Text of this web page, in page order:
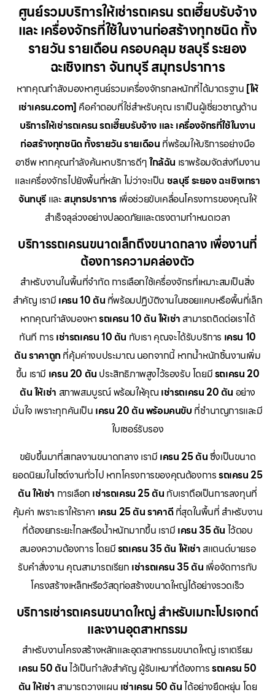
ศูนย์รวมบริการให้เช่ารถเครน รถเฮี๊ยบรับจ้าง
และ เครื่องจักรที่ใช้ในงานก่อสร้างทุกชนิด ทั้ง
รายวัน รายเดือน ครอบคลุม ชลบุรี ระยอง
ฉะเชิงเทรา จันทบุรี สมุทรปราการ
หากคุณกำลังมองหาศูนย์รวมเครื่องจักรกลหนักที่ได้มาตรฐาน [ให้
เช่าเครน.com] คือคำตอบที่ใช่สำหรับคุณ เราเป็นผู้เชี่ยวชาญด้าน
บริการให้เช่ารถเครน รถเฮี๊ยบรับจ้าง และ เครื่องจักรที่ใช้ในงาน
ก่อสร้างทุกชนิด ทั้งรายวัน รายเดือน ที่พร้อมให้บริการอย่างมือ
อาชีพ หากคุณกำลังค้นหาบริการดีๆใกล้ฉัน เราพร้อมจัดส่งทีมงาน
และเครื่องจักรไปยังพื้นที่หลัก ไม่ว่าจะเป็น ชลบุรี ระยอง ฉะเชิงเทรา
จันทบุรี และสมุทรปราการ เพื่อช่วยขับเคลื่อนโครงการของคุณให้
สำเร็จลุล่วงอย่างปลอดภัยและตรงตามกำหนดเวลา
บริการรถเครนขนาดเล็กถึงขนาดกลาง เพื่องานที่
ต้องการความคล่องตัว
สำหรับงานในพื้นที่จำกัด การเลือกใช้เครื่องจักรที่เหมาะสมเป็นสิ่ง
สำคัญ เรามี เครน 10 ตัน ที่พร้อมปฏิบัติงานในซอยแคบหรือพื้นที่เล็ก
หากคุณกำลังมองหารถเครน 10 ตัน ให้เช่า สามารถติดต่อเราได้
ทันที การ เช่ารถเครน 10 ตัน กับเรา คุณจะได้รับบริการ เครน 10
ตัน ราคาถูกที่คุ้มค่างบประมาณ นอกจากนี้ หากน้ำหนักชิ้นงานเพิ่ม
ขึ้น เรามี เครน 20 ตัน ประสิทธิภาพสูงไว้รองรับ โดยมีรถเครน 20
ตัน ให้เช่า สภาพสมบูรณ์ พร้อมให้คุณ เช่ารถเครน 20 ตัน อย่าง
มั่นใจ เพราะทุกคันเป็น เครน 20 ตัน พร้อมคนขับ ที่ชำนาญการและมี
ใบเซอร์รับรอง
ขยับขึ้นมาที่สเกลงานขนาดกลาง เรามี เครน 25 ตันซึ่งเป็นขนาด
ยอดนิยมในไซต์งานทั่วไป หากโครงการของคุณต้องการรถเครน 25
ตัน ให้เช่า การเลือก เช่ารถเครน 25 ตัน กับเราถือเป็นการลงทุนที่
คุ้มค่า เพราะเราให้ราคา เครน 25 ตัน ราคาดีที่สุดในพื้นที่ สำหรับงาน
ที่ต้องยกระยะไกลหรือน้ำหนักมากขึ้น เรามี เครน 35 ตัน ไว้ตอบ
สนองความต้องการ โดยมีรถเครน 35 ตัน ให้เช่า สแตนด์บายรอ
รับคำสั่งงาน คุณสามารถเรียก เช่ารถเครน 35 ตัน เพื่อจัดการกับ
โครงสร้างเหล็กหรือวัสดุก่อสร้างขนาดใหญ่ได้อย่างรวดเร็ว
บริการเช่ารถเครนขนาดใหญ่ สำหรับเมกะโปรเจกต์
และงานอุตสาหกรรม
สำหรับงานโครงสร้างหลักและอุตสาหกรรมขนาดใหญ่ เราเตรียม
เครน 50 ตันไว้เป็นกำลังสำคัญ ผู้รับเหมาที่ต้องการรถเครน 50
ตัน ให้เช่า สามารถวางแผน เช่าเครน 50 ตันได้อย่างยืดหยุ่น โดย